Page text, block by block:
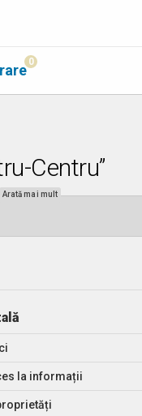
0
Centru”
Arată mai mult
la informații